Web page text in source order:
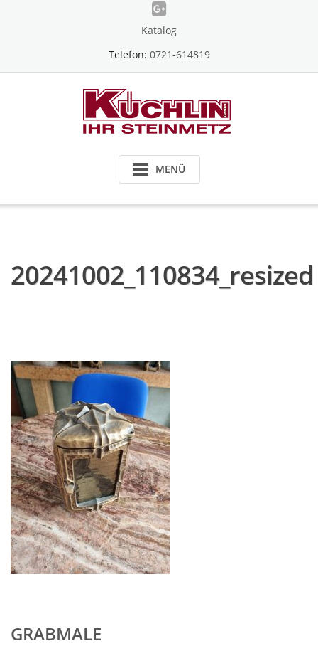
Katalog
Telefon: 0721-614819
MENÜ
20241002_110834_resized
GRABMALE